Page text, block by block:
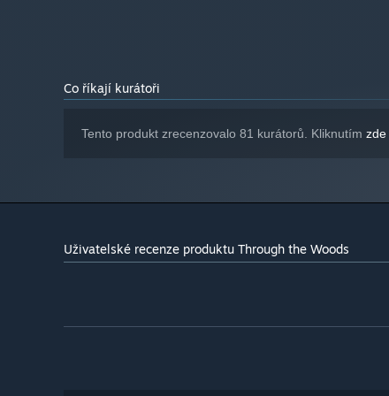
Co říkají kurátoři
Tento produkt zrecenzovalo 81 kurátorů. Kliknutím zde
Uživatelské recenze produktu Through the Woods